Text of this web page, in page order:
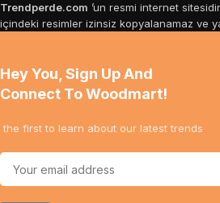
Trendperde.com ’un resmi internet
içindeki resimler izinsiz kopyalanamaz ve
Hey You, Sign Up And
Connect To Woodmart!
the first to learn about our latest trends